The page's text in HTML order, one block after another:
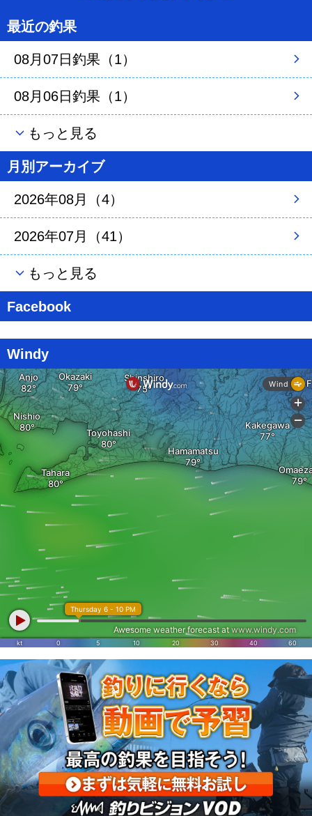
最近の釣果
08月07日釣果（1）
08月06日釣果（1）
もっと見る
月別アーカイブ
2026年08月（4）
2026年07月（41）
もっと見る
Facebook
Windy